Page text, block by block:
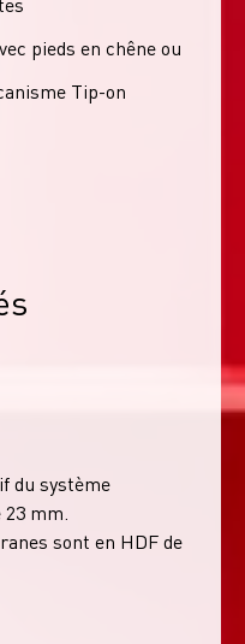
pieds en chêne ou
Tip-on
du système
mm.
sont en HDF de